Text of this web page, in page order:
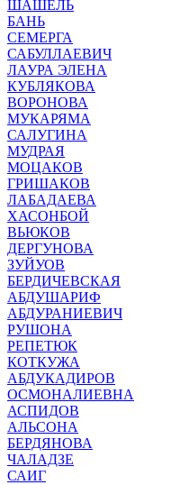
ШАШЕЛЬ
БАНЬ
СЕМЕРГА
САБУЛЛАЕВИЧ
ЛАУРА ЭЛЕНА
КУБЛЯКОВА
ВОРОНОВА
МУКАРЯМА
САЛУГИНА
МУДРАЯ
МОЦАКОВ
ГРИШАКОВ
ЛАБАДАЕВА
ХАСОНБОЙ
ВЬЮКОВ
ДЕРГУНОВА
ЗУЙУОВ
БЕРДИЧЕВСКАЯ
АБДУШАРИФ
АБДУРАНИЕВИЧ
РУШОНА
РЕПЕТЮК
КОТКУЖА
АБДУКАДИРОВ
ОСМОНАЛИЕВНА
АСПИДОВ
АЛЬСОНА
БЕРДЯНОВА
ЧАЛАДЗЕ
САИГ